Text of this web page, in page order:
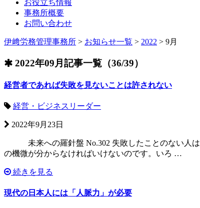
お役立ち情報
事務所概要
お問い合わせ
伊﨑労務管理事務所 > お知らせ一覧 > 2022 > 9月
2022年09月記事一覧（36/39）
経営者であれば失敗を見ないことは許されない
経営・ビジネスリーダー
2022年9月23日
未来への羅針盤 No.302 失敗したことのない人は
の機微が分からなければいけないのです。いろ …
続きを見る
現代の日本人には「人脈力」が必要